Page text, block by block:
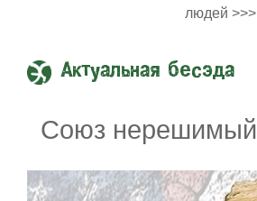
людей >>>
Актуальная бесэда
Союз нерешимый